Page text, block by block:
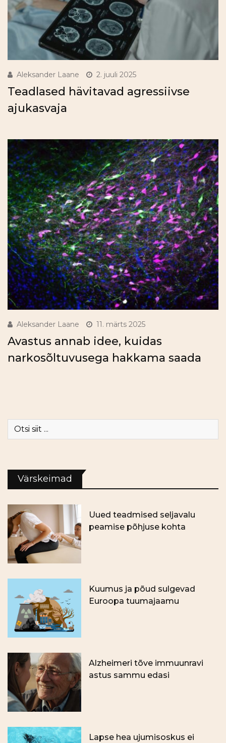
Aleksander Laane 2. juuli 2025
Teadlased hävitavad agressiivse
ajukasvaja
Aleksander Laane 11. märts 2025
Avastus annab idee, kuidas
narkosõltuvusega hakkama saada
Värskeimad
Uued teadmised seljavalu
peamise põhjuse kohta
Kuumus ja põud sulgevad
Euroopa tuumajaamu
Alzheimeri tõve immuunravi
astus sammu edasi
Lapse hea ujumisoskus ei